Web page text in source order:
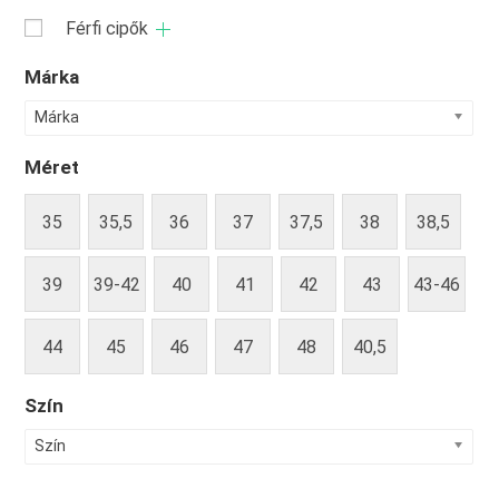
Férfi cipők
Márka
Márka
Méret
35 35,5 36 37 37,5 38 38,5
39 39-42 40 41 42 43 43-46
44 45 46 47 48 40,5
Szín
Szín